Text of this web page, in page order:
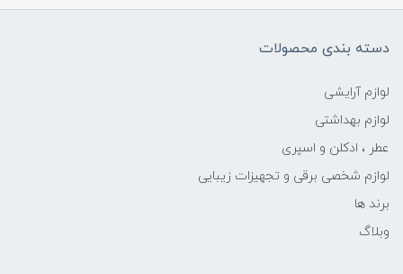
دسته بندی محصولات
لوازم آرایشی
لوازم بهداشتی
عطر ، ادکلن و اسپری
لوازم شخصی برقی و تجهیزات زیبایی
برند ها
وبلاگ